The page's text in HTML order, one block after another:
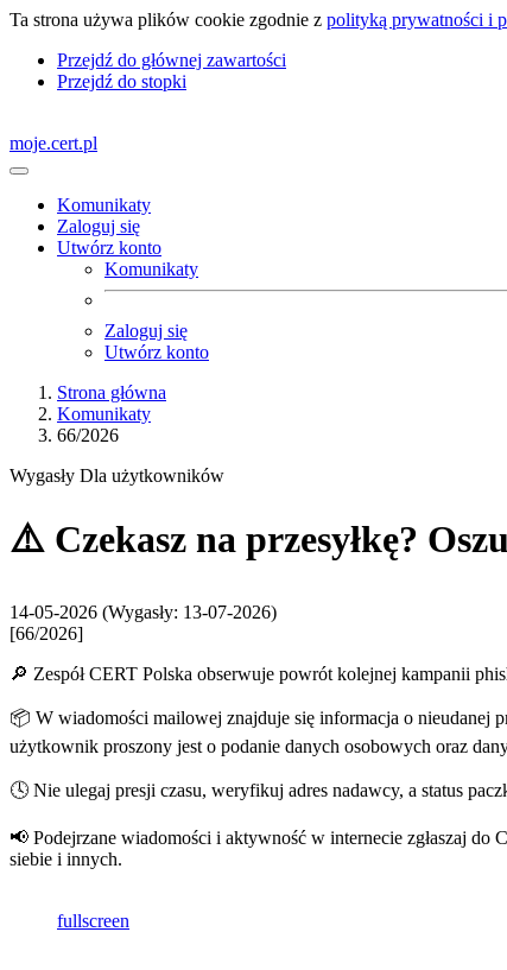
Ta strona używa plików cookie zgodnie z polityką prywatności i
Przejdź do głównej zawartości
Przejdź do stopki
moje.cert.pl
Komunikaty
Zaloguj się
Utwórz konto
Komunikaty
Zaloguj się
Utwórz konto
Strona główna
Komunikaty
66/2026
Wygasły Dla użytkowników
⚠️ Czekasz na przesyłkę?
14-05-2026 (Wygasły: 13-07-2026)
[66/2026]
🔎 Zespół CERT Polska obserwuje powrót kolejnej kampanii
📦 W wiadomości mailowej znajduje się informacja o nieudanej
użytkownik proszony jest o podanie danych osobowych oraz
🕓 Nie ulegaj presji czasu, weryfikuj adres nadawcy, a status
📢 Podejrzane wiadomości i aktywność w internecie zgłaszaj do
siebie i innych.
fullscreen